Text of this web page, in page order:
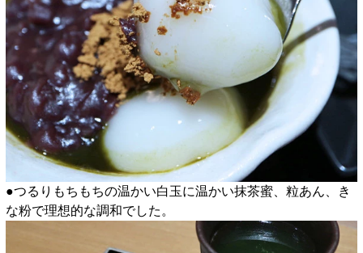
●つるりもちもちの温かい白玉に温かい抹茶蜜、粒あん、き
な粉で理想的な調和でした。